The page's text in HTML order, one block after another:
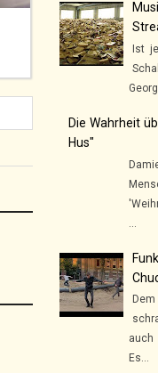
Ist
Die Wahrheit
Hus"
...
auch
Es...